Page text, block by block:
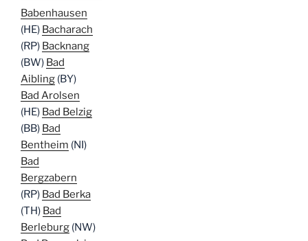
Babenhausen
(HE) Bacharach
(RP) Backnang
(BW) Bad
Aibling (BY)
Bad Arolsen
(HE) Bad Belzig
(BB) Bad
Bentheim (NI)
Bad
Bergzabern
(RP) Bad Berka
(TH) Bad
Berleburg (NW)